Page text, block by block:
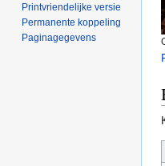
Printvriendelijke versie
Permanente koppeling
Paginagegevens